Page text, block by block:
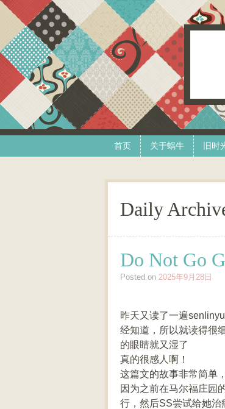
首页 关于蜗牛 旧时
Daily
Do Not Go
Posted on 2025年9月28日
昨天又读了一遍
经知道，所以就读得很
的眼睛就又湿了
真的很感人啊！
这篇文的故事非常简单
因为之前在马尔福庄园
行，然后SS尝试给她